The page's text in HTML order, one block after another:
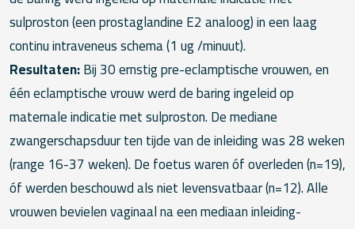
sulproston (een prostaglandine E2 analoog) in een laag
continu intraveneus schema (1 ug /minuut).
Resultaten:Bij 30 ernstig pre-eclamptische vrouwen, en
één eclamptische vrouw werd de baring ingeleid op
maternale indicatie met sulproston. De mediane
zwangerschapsduur ten tijde van de inleiding was 28 weken
(range 16-37 weken). De foetus waren óf overleden (n=19),
óf werden beschouwd als niet levensvatbaar (n=12). Alle
vrouwen bevielen vaginaal na een mediaan inleiding-